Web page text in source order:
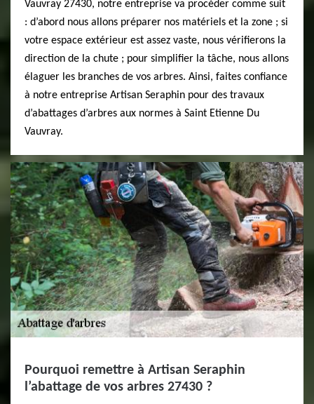
Vauvray 27430, notre entreprise va procéder comme suit
: d’abord nous allons préparer nos matériels et la zone ; si
votre espace extérieur est assez vaste, nous vérifierons la
direction de la chute ; pour simplifier la tâche, nous allons
élaguer les branches de vos arbres. Ainsi, faites confiance
à notre entreprise Artisan Seraphin pour des travaux
d’abattages d’arbres aux normes à Saint Etienne Du
Vauvray.
Pourquoi remettre à Artisan Seraphin
l’abattage de vos arbres 27430 ?